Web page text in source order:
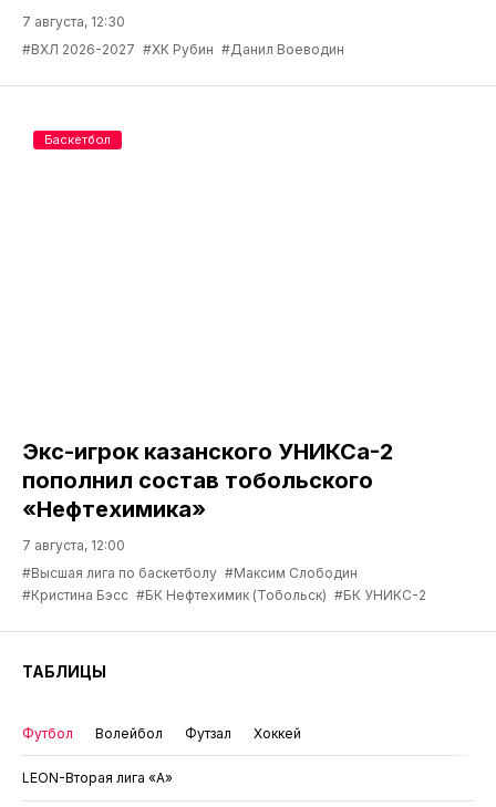
7 августа, 12:30
#ВХЛ 2026-2027 #ХК Рубин #Данил Воеводин
Экс-игрок казанского УНИКСа-2
пополнил состав тобольского
«Нефтехимика»
7 августа, 12:00
#Высшая лига по баскетболу #Максим Слободин
#Кристина Бэсс #БК Нефтехимик (Тобольск) #БК УНИКС-2
Баскетбол
ТАБЛИЦЫ
Футбол Волейбол Футзал Хоккей
LEON-Вторая лига «А»